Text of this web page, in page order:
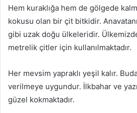
Hem kuraklığa hem de gölgede
kokusu olan bir çit bitkidir.
gibi uzak doğu ülkeleridir.
metrelik çitler için kullanılmaktadır.
Her mevsim yapraklı yeşil kalır.
verilmeye uygundur. İlkbahar ve
güzel kokmaktadır.